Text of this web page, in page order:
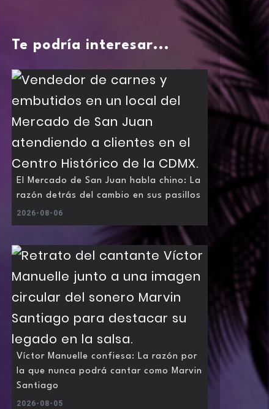
Te podría interesar...
El Mercado de San Juan habla chino: La
razón detrás del cambio en sus pasillos
2026-08-06
Víctor Manuelle confiesa: La razón por
la que nunca podrá cantar como Marvin
Santiago
2026-08-05